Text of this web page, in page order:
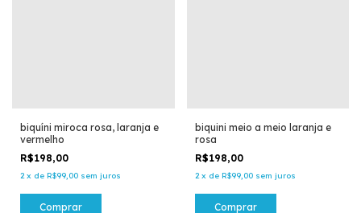
biquíni miroca rosa, laranja e
vermelho
R$198,00
2 x de R$99,00 sem juros
Comprar
biquini meio a meio laranja e
rosa
R$198,00
2 x de R$99,00 sem juros
Comprar